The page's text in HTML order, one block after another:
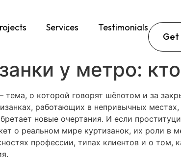
Services
Testimonials
Get
у метро:
о которой говорят шёпотом и за
работающих в непривычных
новые очертания. И если
о реальном мире куртизанок, их роли в
профессии, типах клиентов и о